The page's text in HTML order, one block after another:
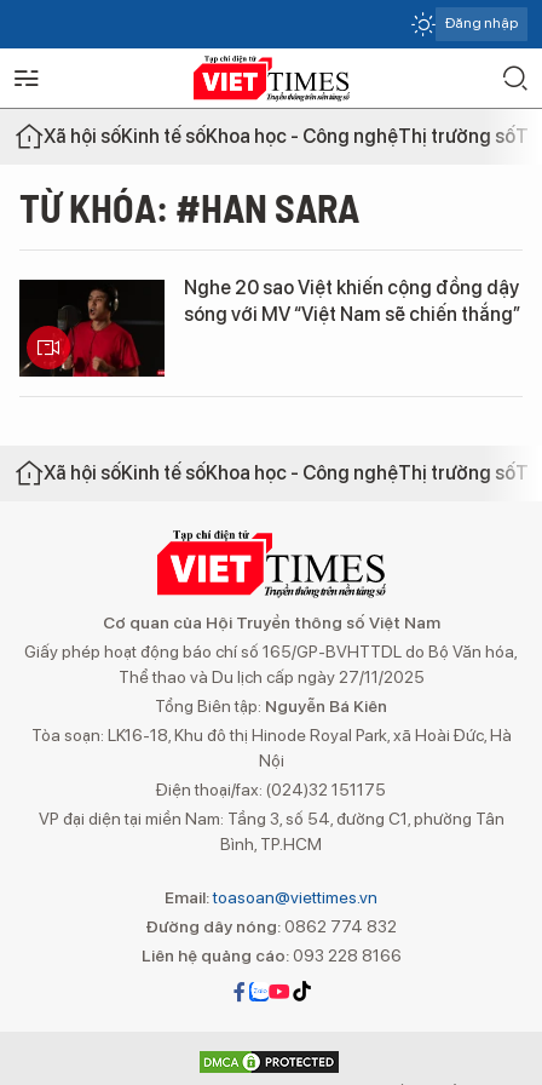
Đăng nhập
Xã hội sốKinh tế sốKhoa học - Công nghệThị trường số
TỪ KHÓA: #HAN SARA
Nghe 20 sao Việt khiến cộng đồng dậy
sóng với MV “Việt Nam sẽ chiến thắng”
Xã hội sốKinh tế sốKhoa học - Công nghệThị trường số
Cơ quan của Hội Truyền thông số Việt Nam
Giấy phép hoạt động báo chí số 165/GP-BVHTTDL do Bộ Văn hóa,
Thể thao và Du lịch cấp ngày 27/11/2025
Tổng Biên tập: Nguyễn Bá Kiên
Tòa soạn: LK16-18, Khu đô thị Hinode Royal Park, xã Hoài Đức, Hà
Nội
Điện thoại/fax: (024)32 151175
VP đại diện tại miền Nam: Tầng 3, số 54, đường C1, phường Tân
Bình, TP.HCM
Email:toasoan@viettimes.vn
Đường dây nóng: 0862 774 832
Liên hệ quảng cáo:093 228 8166